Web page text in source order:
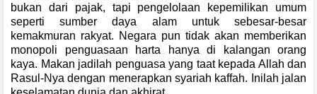
bukan dari pajak, tapi pengelolaan kepemilikan umum
seperti sumber daya alam untuk sebesar-besar
kemakmuran rakyat. Negara pun tidak akan memberikan
monopoli penguasaan harta hanya di kalangan orang
kaya. Makan jadilah penguasa yang taat kepada Allah dan
Rasul-Nya dengan menerapkan syariah kaffah. Inilah jalan